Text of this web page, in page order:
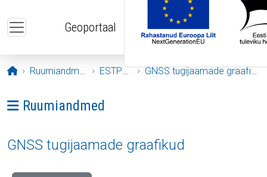
Geoportaal
Avaleht
Ruumiandmed ESTPOS GNSS tugijaamade graafikud
Ava menüü: Ruumiandmed
Ruumiandmed
GNSS tugijaamade graafikud